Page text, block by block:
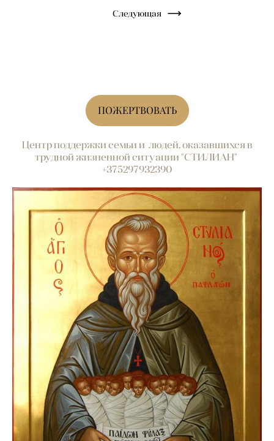
Следующая
ПОЖЕРТВОВАТЬ
Центр поддержки семьи и людей, оказавшихся в
трудной жизненной ситуации "СТИЛИАН"
+375297932390